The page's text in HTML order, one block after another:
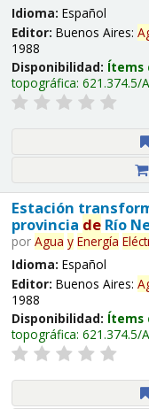
Idioma: Español
Editor: Buenos Aires:
1988
Disponibilidad: Ítems
topográfica: 621.374.5/
Estación
provincia deRío
por Agua y Energía
Idioma: Español
Editor: Buenos Aires:
1988
Disponibilidad: Ítems
topográfica: 621.374.5/